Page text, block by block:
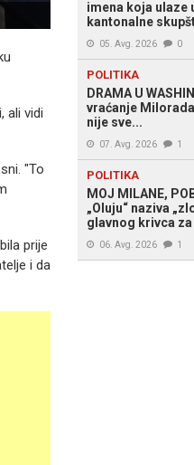
ali vidi
"To
prije
i da
imena koja ulaze
kantonalne
05. Avg. 2026 0
POLITIKA
DRAMA U
vraćanje
nije sve...
07. Avg. 2026 1
POLITIKA
MOJ MILANE,
„Oluju“ naziva
glavnog krivca
06. Avg. 2026 1